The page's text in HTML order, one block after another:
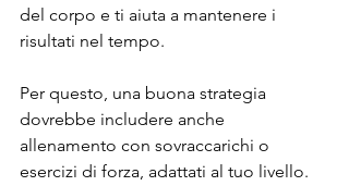
del corpo e ti aiuta a mantenere i
risultati nel tempo.
Per questo, una buona strategia
dovrebbe includere anche
allenamento con sovraccarichi o
esercizi di forza, adattati al tuo livello.